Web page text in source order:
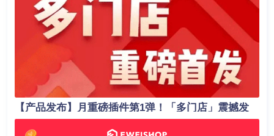
【产品发布】月重磅插件第1弹！「多门店」震撼发
布，助力商家业绩轻松翻倍！